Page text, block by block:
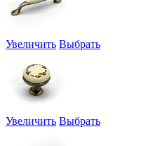
Увеличить Выбрать
Увеличить Выбрать